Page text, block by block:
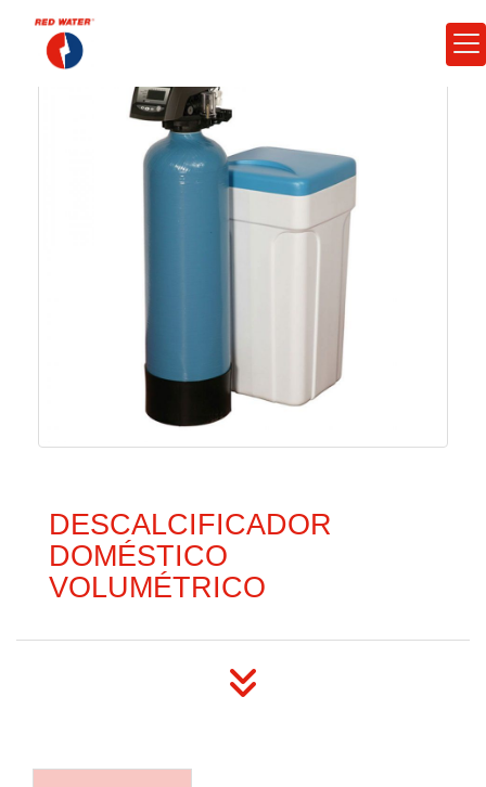
DESCALCIFICADOR
DOMÉSTICO
VOLUMÉTRICO